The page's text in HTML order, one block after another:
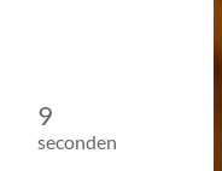
9
seconden